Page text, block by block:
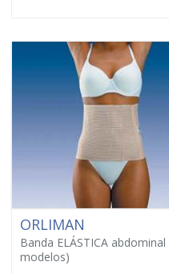
ORLIMAN
Banda ELÁSTICA abdominal
modelos)